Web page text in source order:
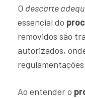
O descarte
essencial do
removidos são
autorizados,
Ao entender o